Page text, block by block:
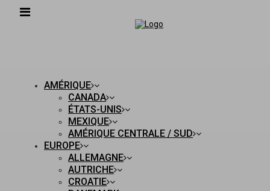
AMÉRIQUE
CANADA
ÉTATS-UNIS
MEXIQUE
AMÉRIQUE CENTRALE / SUD
EUROPE
ALLEMAGNE
AUTRICHE
CROATIE